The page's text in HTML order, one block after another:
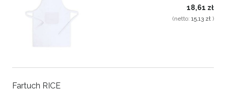
18,61 zł
(netto: 15,13 zł )
Fartuch RICE